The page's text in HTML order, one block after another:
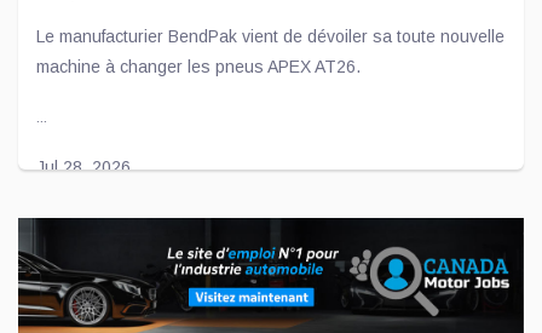
Le manufacturier BendPak vient de dévoiler sa toute nouvelle
machine à changer les pneus APEX AT26.
Jul 28, 2026
L'entente entre Toyota et Joby Aviation prend
de l'importance
Voilà déjà quelques années que le constructeur automobile